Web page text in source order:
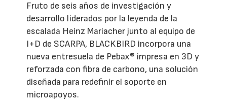
Fruto de seis años de investigación y
desarrollo liderados por la leyenda de la
escalada Heinz Mariacher junto al equipo de
I+D de SCARPA, BLACKBIRD incorpora una
nueva entresuela de Pebax® impresa en 3D y
reforzada con fibra de carbono, una solución
diseñada para redefinir el soporte en
microapoyos.